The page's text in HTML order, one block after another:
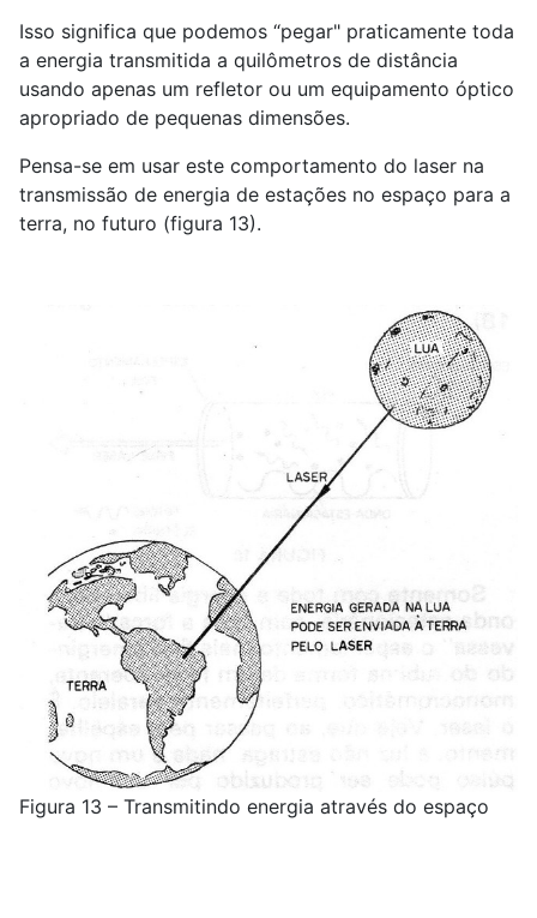
Isso significa que podemos “pegar" praticamente toda
a energia transmitida a quilômetros de distância
usando apenas um refletor ou um equipamento óptico
apropriado de pequenas dimensões.
Pensa-se em usar este comportamento do laser na
transmissão de energia de estações no espaço para a
terra, no futuro (figura 13).
Figura 13 – Transmitindo energia através do espaço